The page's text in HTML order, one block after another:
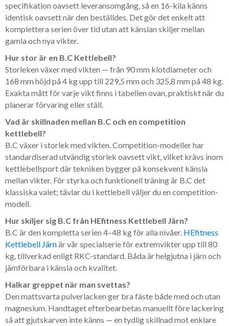
specifikation oavsett leveransomgång, så en 16-kila känns
identisk oavsett när den beställdes. Det gör det enkelt att
komplettera serien över tid utan att känslan skiljer mellan
gamla och nya vikter.
Hur stor är en B.C Kettlebell?
Storleken växer med vikten — från 90 mm klotdiameter och
168 mm höjd på 4 kg upp till 229,5 mm och 325,8 mm på 48 kg.
Exakta mått för varje vikt finns i tabellen ovan, praktiskt när du
planerar förvaring eller ställ.
Vad är skillnaden mellan B.C och en competition
kettlebell?
B.C växer i storlek med vikten. Competition-modeller har
standardiserad utvändig storlek oavsett vikt, vilket krävs inom
kettlebellsport där tekniken bygger på konsekvent känsla
mellan vikter. För styrka och funktionell träning är B.C det
klassiska valet; tävlar du i kettlebell väljer du en competition-
modell.
Hur skiljer sig B.C från HEfitness Kettlebell Järn?
B.C är den kompletta serien 4–48 kg för alla nivåer. HEfitness
Kettlebell Järnär vår specialserie för extremvikter upp till 80
kg, tillverkad enligt RKC-standard. Båda är helgjutna i järn och
jämförbara i känsla och kvalitet.
Halkar greppet när man svettas?
Den mattsvarta pulverlacken ger bra fäste både med och utan
magnesium. Handtaget efterbearbetas manuellt före lackering
så att gjutskarven inte känns — en tydlig skillnad mot enklare